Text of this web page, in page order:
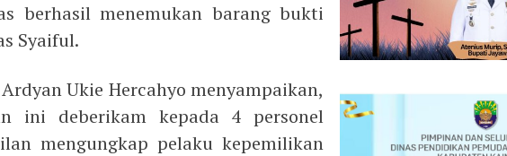
berhasil menemukan barang bukti
Syaiful.
Ukie Hercahyo menyampaikan,
ini deberikam kepada 4 personel
mengungkap pelaku kepemilikan